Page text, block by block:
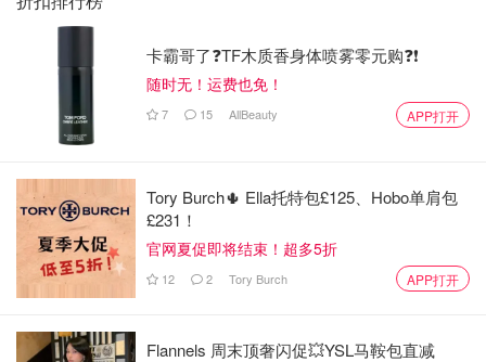
卡霸哥了❓TF木质香身体喷雾零元购❓❗
随时无！运费也免！
7 15 AllBeauty APP打开
Tory Burch🌵 Ella托特包£125、Hobo单肩包
£231！
官网夏促即将结束！超多5折
12 2 Tory Burch APP打开
Flannels 周末顶奢闪促💥YSL马鞍包直减